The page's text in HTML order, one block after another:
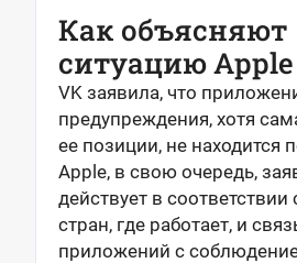
Как объясняют
ситуацию
VK заявила, что
предупреждения, хотя
ее позиции, не находится
Apple, в свою очередь,
действует в
стран, где работает, и
приложений с